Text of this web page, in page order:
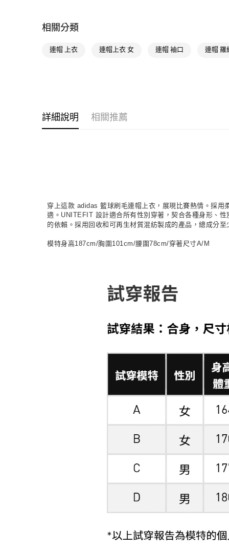
相關分類
連帽 上衣 連帽上衣 女 連帽 袖口 連帽 羅
詳細說明 相關推薦
穿上這款 adidas 籃球刷毛連帽上衣，展現比賽熱情。採
適。UNITEFIT 設計適合所有性別穿著，契合各種身形、
的依賴。採用回收和可再生材質混紡製成的產品，總成分
模特身高187cm/胸圍101cm/腰圍78cm/穿著尺寸A/M